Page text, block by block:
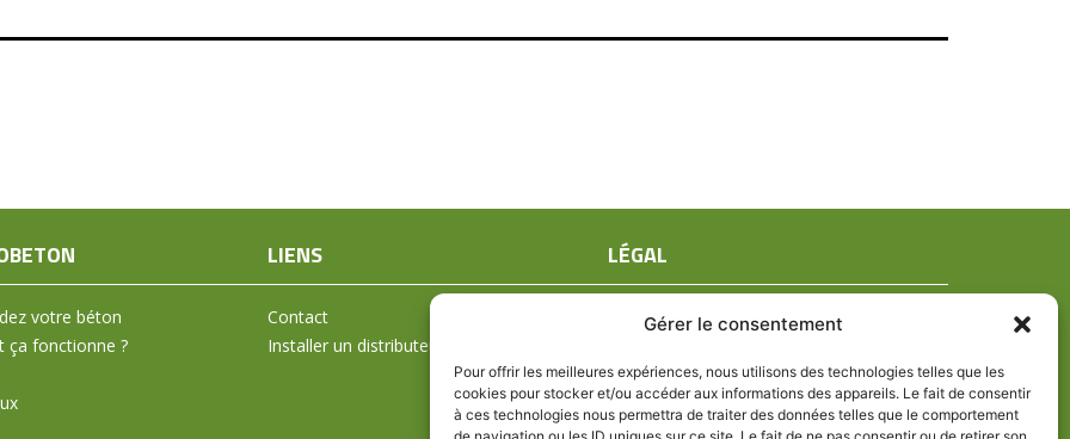
Gérer le consentement
Pour offrir les meilleures expériences, nous utilisons des technologies telles que les
cookies pour stocker et/ou accéder aux informations des appareils. Le fait de consentir
à ces technologies nous permettra de traiter des données telles que le comportement
votre béton
ça fonctionne ?
LIENS
Contact
Installer un distributeur
LÉGAL
Mentions légales
Politique de confidentialité
Politique de cookies (UE)